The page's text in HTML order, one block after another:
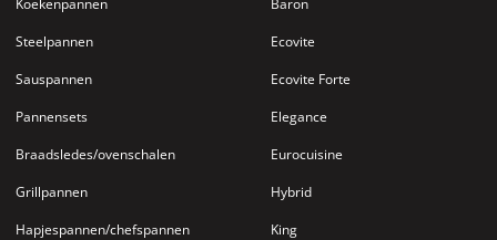
Koekenpannen
Steelpannen
Sauspannen
Pannensets
Braadsledes/ovenschalen
Grillpannen
Hapjespannen/chefspannen
Baron
Ecovite
Ecovite Forte
Elegance
Eurocuisine
Hybrid
King